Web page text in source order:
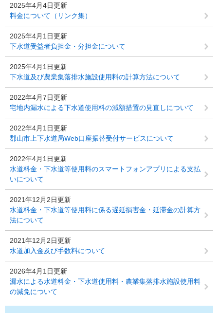
2025年4月4日更新
料金について（リンク集）
2025年4月1日更新
下水道受益者負担金・分担金について
2025年4月1日更新
下水道及び農業集落排水施設使用料の計算方法について
2022年4月7日更新
宅地内漏水による下水道使用料の減額措置の見直しについて
2022年4月1日更新
郡山市上下水道局Web口座振替受付サービスについて
2022年4月1日更新
水道料金・下水道等使用料のスマートフォンアプリによる支払
いについて
2021年12月2日更新
水道料金・下水道等使用料に係る遅延損害金・延滞金の計算方
法について
2021年12月2日更新
水道加入金及び手数料について
2026年4月1日更新
漏水による水道料金・下水道使用料・農業集落排水施設使用料
の減免について